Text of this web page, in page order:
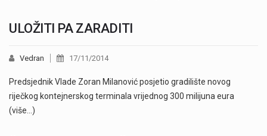
ULOŽITI PA ZARADITI
Vedran 17/11/2014
Predsjednik Vlade Zoran Milanović posjetio gradilište novog
riječkog kontejnerskog terminala vrijednog 300 milijuna eura
(više…)